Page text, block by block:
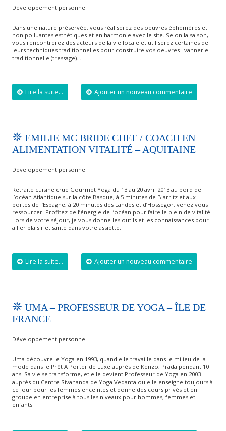
Développement personnel
Dans une nature préservée, vous réaliserez des oeuvres éphémères et
non polluantes esthétiques et en harmonie avec le site. Selon la saison,
vous rencontrerez des acteurs de la vie locale et utiliserez certaines de
leurs techniques traditionnelles pour construire vos oeuvres : vannerie
traditionnelle (tressage)…
Lire la suite... Ajouter un nouveau commentaire
EMILIE MC BRIDE CHEF / COACH EN
ALIMENTATION VITALITÉ – AQUITAINE
Développement personnel
Retraite cuisine crue Gourmet Yoga du 13 au 20 avril 2013 au bord de
l’océan Atlantique sur la côte Basque, à 5 minutes de Biarritz et aux
portes de l’Espagne, à 20 minutes des Landes et d’Hossegor, venez vous
ressourcer. Profitez de l’énergie de l’océan pour faire le plein de vitalité.
Lors de votre séjour, je vous donne les outils et les connaissances pour
allier plaisir et santé dans votre assiette.
Lire la suite... Ajouter un nouveau commentaire
UMA – PROFESSEUR DE YOGA – ÎLE DE
FRANCE
Développement personnel
Uma découvre le Yoga en 1993, quand elle travaille dans le milieu de la
mode dans le Prêt A Porter de Luxe auprès de Kenzo, Prada pendant 10
ans. Sa vie se transforme, et elle devient Professeur de Yoga en 2003
auprès du Centre Sivananda de Yoga Vedanta ou elle enseigne toujours à
ce jour pour les femmes enceintes et donne des cours privés et en
groupe en entreprise à tous les niveaux pour hommes, femmes et
enfants.